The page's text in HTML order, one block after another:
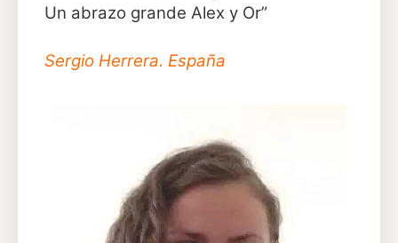
Un abrazo grande Alex y Or”
Sergio Herrera. España